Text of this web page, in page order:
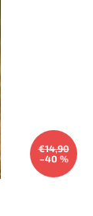
€14,90
–40 %